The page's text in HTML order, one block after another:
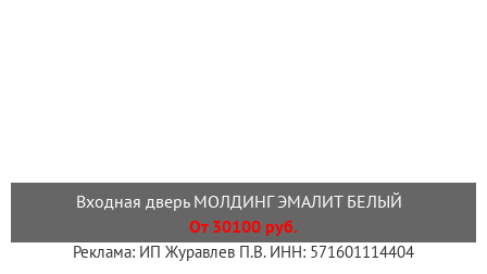
Входная дверь МОЛДИНГ ЭМАЛИТ БЕЛЫЙ
От 30100 руб.
Реклама: ИП Журавлев П.В. ИНН: 571601114404